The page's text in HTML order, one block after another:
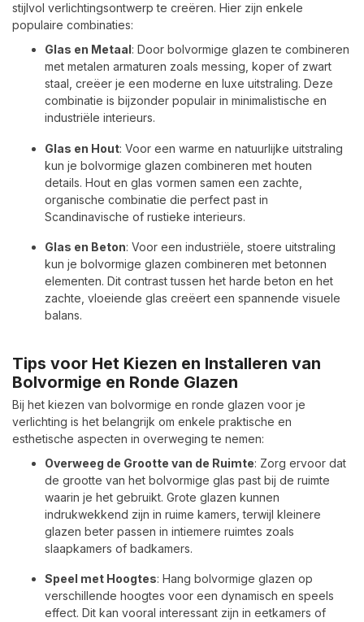
stijlvol verlichtingsontwerp te creëren. Hier zijn enkele
populaire combinaties:
Glas en Metaal: Door bolvormige glazen te combineren
met metalen armaturen zoals messing, koper of zwart
staal, creëer je een moderne en luxe uitstraling. Deze
combinatie is bijzonder populair in minimalistische en
industriële interieurs.
Glas en Hout: Voor een warme en natuurlijke uitstraling
kun je bolvormige glazen combineren met houten
details. Hout en glas vormen samen een zachte,
organische combinatie die perfect past in
Scandinavische of rustieke interieurs.
Glas en Beton: Voor een industriële, stoere uitstraling
kun je bolvormige glazen combineren met betonnen
elementen. Dit contrast tussen het harde beton en het
zachte, vloeiende glas creëert een spannende visuele
balans.
Tips voor Het Kiezen en Installeren van
Bolvormige en Ronde Glazen
Bij het kiezen van bolvormige en ronde glazen voor je
verlichting is het belangrijk om enkele praktische en
esthetische aspecten in overweging te nemen:
Overweeg de Grootte van de Ruimte: Zorg ervoor dat
de grootte van het bolvormige glas past bij de ruimte
waarin je het gebruikt. Grote glazen kunnen
indrukwekkend zijn in ruime kamers, terwijl kleinere
glazen beter passen in intiemere ruimtes zoals
slaapkamers of badkamers.
Speel met Hoogtes: Hang bolvormige glazen op
verschillende hoogtes voor een dynamisch en speels
effect. Dit kan vooral interessant zijn in eetkamers of